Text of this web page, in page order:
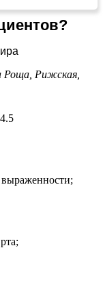
Роща, Рижская,
выраженности;